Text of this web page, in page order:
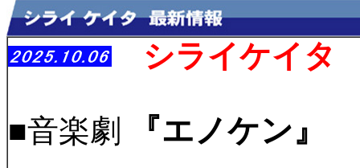
シライケイタ
■音楽劇 『エノケン』